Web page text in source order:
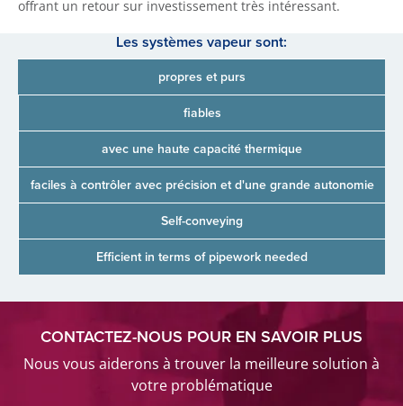
offrant un retour sur investissement très intéressant.
Les systèmes vapeur sont:
propres et purs
fiables
avec une haute capacité thermique
faciles à contrôler avec précision et d'une grande autonomie
Self-conveying
Efficient in terms of pipework needed
CONTACTEZ-NOUS POUR EN SAVOIR PLUS
Nous vous aiderons à trouver la meilleure solution à
votre problématique